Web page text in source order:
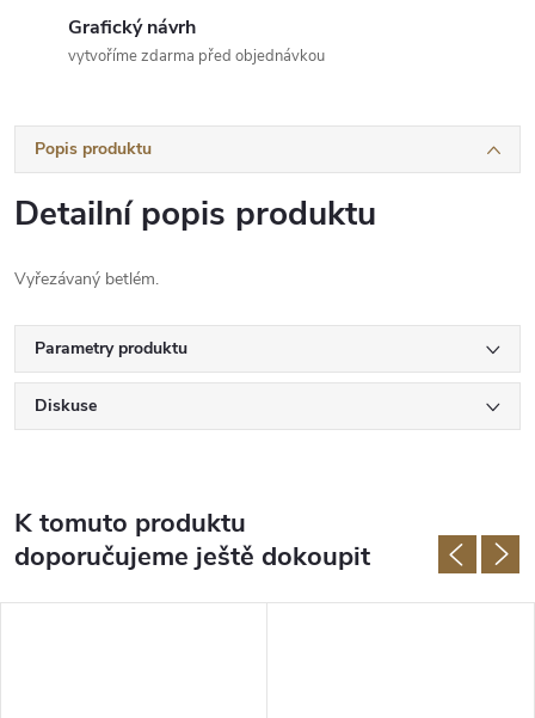
Grafický návrh
vytvoříme zdarma před objednávkou
Popis produktu
Detailní popis produktu
Vyřezávaný betlém.
Parametry produktu
Diskuse
K tomuto produktu
doporučujeme ještě dokoupit